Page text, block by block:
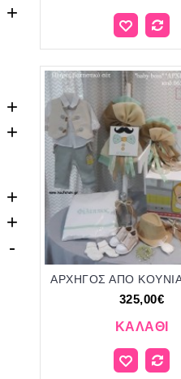
+
+
+
+
+
-
325,00€
ΚΑΛΆΘΙ